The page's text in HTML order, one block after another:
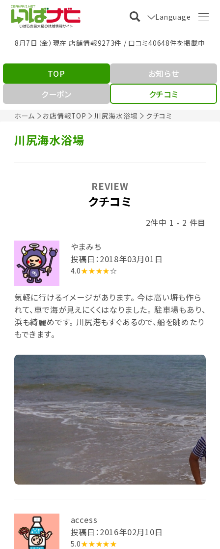
Language
8月7日（金）現在 店舗情報9273件 / 口コミ40648件を掲載中
ホーム お店情報TOP 川尻海水浴場 クチコミ
TOP
お知らせ
クーポン
クチコミ
川尻海水浴場
クチコミ
REVIEW
2件中 1 - 2 件目
やまみち
投稿日：2018年03月01日
4.0★★★★☆
気軽に行けるイメージがあります。 今は高い塀も作ら
れて、車で海が見えにくくはなりました。 駐車場もあり、
浜も綺麗めです。 川尻港もすぐあるので、船を眺めたり
もできます。
access
投稿日：2016年02月10日
5.0★★★★★